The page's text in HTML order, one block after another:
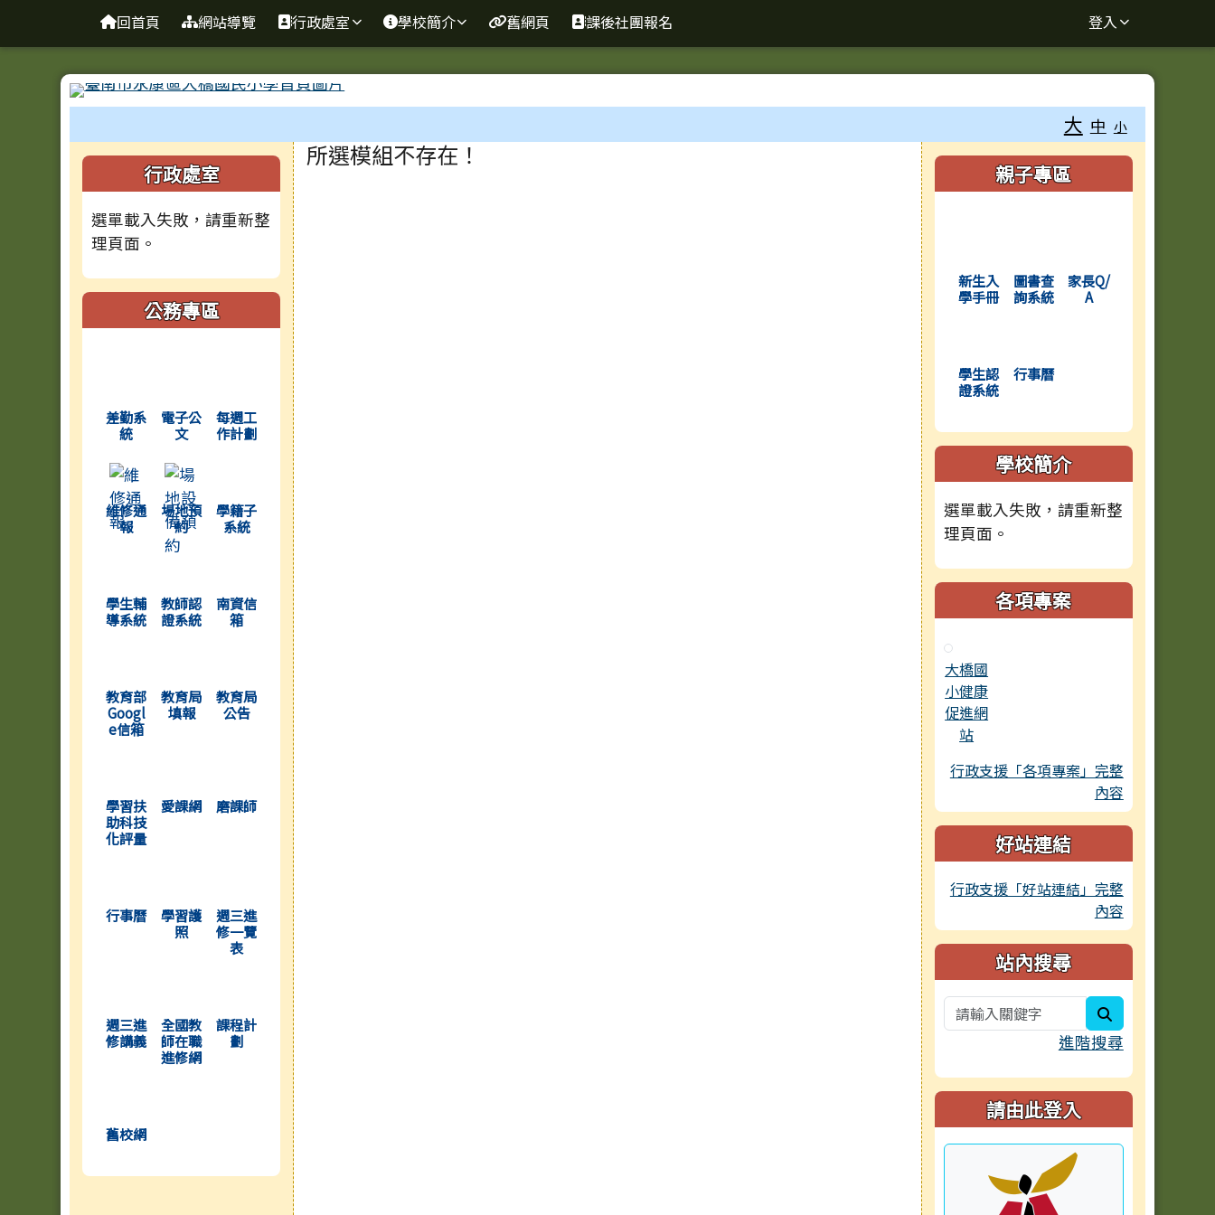
台南市大橋國小全球資訊網
回首頁 網站導覽 行政處室 學校簡介 舊網頁 課後社團報名 登入
大 中 小
左邊區域內容
行政處室
選單載入失敗，請重新整
理頁面。
公務專區
差勤系
統
電子公
文
每週工
作計劃
(另開新視窗)
維修通
報
(另開新視窗)
場地預
約
(另開新視窗)
學籍子
系統
(另開新視窗)
學生輔
導系統
教師認
證系統
南資信
箱
(另開新視窗)
教育部
Googl
e信箱
教育局
填報
教育局
公告
(另開新視窗)
學習扶
助科技
化評量
愛課網 磨課師
(另開新視窗)
行事曆
學習護
照
週三進
修一覽
表
(另開新視窗)
週三進
修講義
全國教
師在職
進修網
課程計
劃
(另開新視窗)
舊校網
主內容區域
所選模組不存在！ 右邊區域內容
親子專區
新生入
學手冊
圖書查
詢系統
家長Q/
A
學生認
證系統
行事曆
學校簡介
選單載入失敗，請重新整
理頁面。
各項專案
大橋國
小健康
促進網
站
行政支援「各項專案」完整
內容
好站連結
行政支援「好站連結」完整
內容
站內搜尋
進階搜尋
請由此登入
頁尾區域